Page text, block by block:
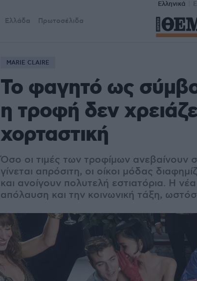
Ελληνικά
Ελλάδα Πρωτοσέλιδα
MARIE CLAIRE
Το φαγητό ως
η τροφή δεν
χορταστική
Όσο οι τιμές των τροφίμων ανεβαίνουν
γίνεται απρόσιτη, οι οίκοι μόδας
και ανοίγουν πολυτελή εστιατόρια. Η
απόλαυση και την κοινωνική τάξη,